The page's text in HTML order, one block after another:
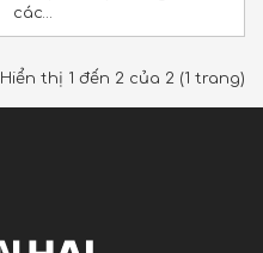
các…
Hiển thị 1 đến 2 của 2 (1 trang)